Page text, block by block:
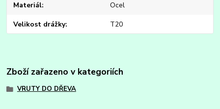
Materiál Ocel
Velikost drážky T20
Zboží zařazeno v kategoriích
VRUTY DO DŘEVA